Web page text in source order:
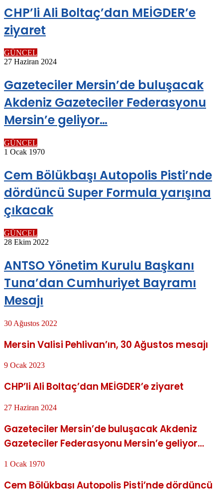
CHP’li Ali Boltaç’dan MEİGDER’e
ziyaret
GÜNCEL
27 Haziran 2024
Gazeteciler Mersin’de buluşacak
Akdeniz Gazeteciler Federasyonu
Mersin’e geliyor…
GÜNCEL
1 Ocak 1970
Cem Bölükbaşı Autopolis Pisti’nde
dördüncü Super Formula yarışına
çıkacak
GÜNCEL
28 Ekim 2022
ANTSO Yönetim Kurulu Başkanı
Tuna’dan Cumhuriyet Bayramı
Mesajı
30 Ağustos 2022
Mersin Valisi Pehlivan’ın, 30 Ağustos mesajı
9 Ocak 2023
CHP’li Ali Boltaç’dan MEİGDER’e ziyaret
27 Haziran 2024
Gazeteciler Mersin’de buluşacak Akdeniz
Gazeteciler Federasyonu Mersin’e geliyor…
1 Ocak 1970
Cem Bölükbaşı Autopolis Pisti’nde dördüncü